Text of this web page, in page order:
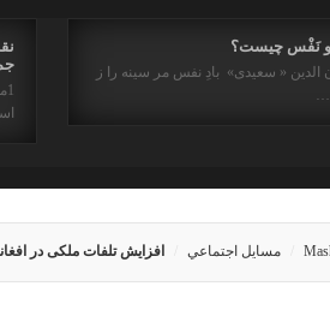
و نَفْس چیست؟
الدین « سعیدی» بادِ نفس مر سینه را ز
مسايل اجتماعي افزایش تلفات ملکی در